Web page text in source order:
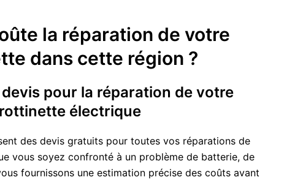
la réparation de votre
dans cette région ?
pour la réparation de votre
électrique
des devis gratuits pour toutes vos réparations de
vous soyez confronté à un problème de batterie, de
fournissons une estimation précise des coûts avant